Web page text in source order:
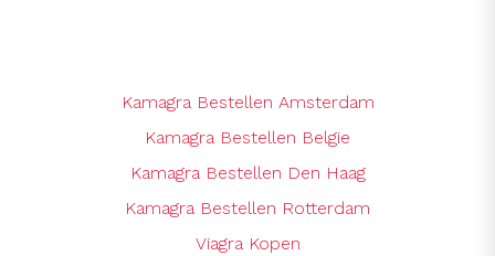
Kamagra Bestellen Amsterdam
Kamagra Bestellen Belgie
Kamagra Bestellen Den Haag
Kamagra Bestellen Rotterdam
Viagra Kopen